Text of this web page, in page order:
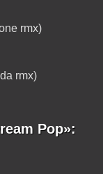
rmx)
rmx)
Pop»: